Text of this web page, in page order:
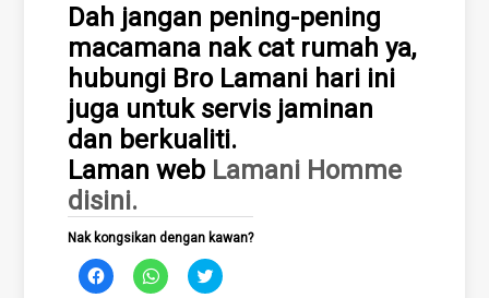
Dah jangan pening-pening
macamana nak cat rumah ya,
hubungi Bro Lamani hari ini
juga untuk servis jaminan
dan berkualiti.
Laman web Lamani Homme
disini.
Nak kongsikan dengan kawan?
Click
to
Click
to
Click
to